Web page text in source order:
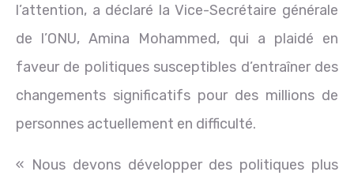
l’attention, a déclaré la Vice-Secrétaire générale
de l’ONU, Amina Mohammed, qui a plaidé en
faveur de politiques susceptibles d’entraîner des
changements significatifs pour des millions de
personnes actuellement en difficulté.
« Nous devons développer des politiques plus